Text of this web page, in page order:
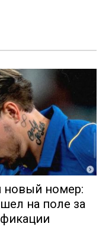
новый номер:
на поле за